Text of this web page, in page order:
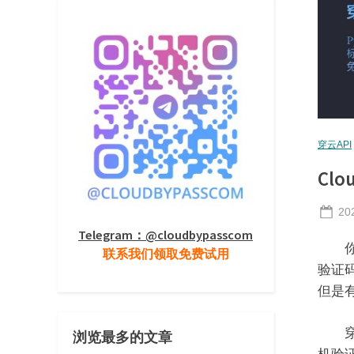
穿云API
你
验证
但是
穿
Telegram：@cloudbypasscom
联系我们领取免费试用
浏览最多的文章